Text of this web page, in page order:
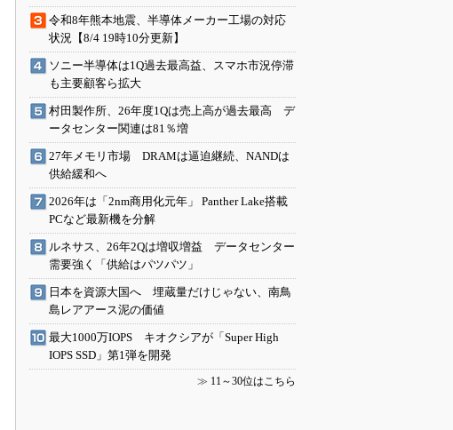
令和8年熊本地震、半導体メーカー工場の対応
状況【8/4 19時10分更新】
ソニー半導体は1Q過去最高益、スマホ市況停滞
も主要顧客ら拡大
村田製作所、26年度1Qは売上高が過去最高 デ
ータセンター関連は81％増
27年メモリ市場 DRAMは逼迫継続、NANDは
供給緩和へ
2026年は「2nm商用化元年」 Panther Lake搭載
PCなど最新機を分解
ルネサス、26年2Qは増収増益 データセンター
需要強く「供給はパツパツ」
日本を資源大国へ 埋蔵量だけじゃない、南鳥
島レアアース泥の価値
最大1000万IOPS キオクシアが「Super High
IOPS SSD」第1弾を開発
≫ 11～30位はこちら